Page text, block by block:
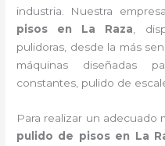
industria. Nuestra
pisos en La Raza ,
pulidoras, desde la más
máquinas diseñadas
constantes, pulido de
Para realizar un adecuado
pulido de pisosen La